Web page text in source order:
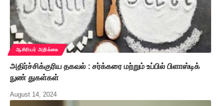
ஆசிரியர் அறிக்கை
அதிர்ச்சிக்குரிய தகவல் : சர்க்கரை மற்றும் உப்பில் பிளாஸ்டிக்
நுண் துகள்கள்
August 14, 2024